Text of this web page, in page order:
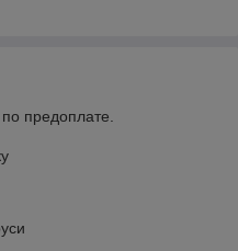
предоплате.